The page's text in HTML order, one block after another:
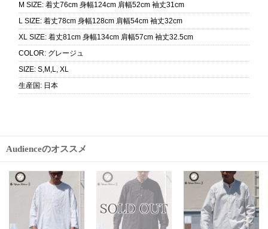
M SIZE: 着丈76cm 身幅124cm 肩幅52cm 袖丈31cm
L SIZE: 着丈78cm 身幅128cm 肩幅54cm 袖丈32cm
XL SIZE: 着丈81cm 身幅134cm 肩幅57cm 袖丈32.5cm
COLOR: グレージュ
SIZE: S,M,L, XL
生産国 : 日本
Audienceのオススメ